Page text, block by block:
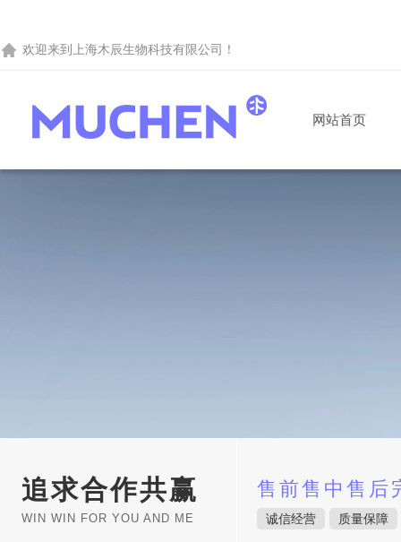
欢迎来到 上海木辰生物科技有限公司 ！
网站首页
追求合作共赢
WIN WIN FOR YOU AND ME
售前售中售后
诚信经营 质量保障